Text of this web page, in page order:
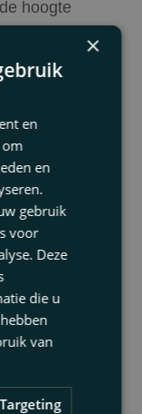
hoogte
een reële en
kant van
op
de
wat een
de schijn
de
werknemer
was.
×
en
en
gebruik
voor
Deze
die u
van
Targeting